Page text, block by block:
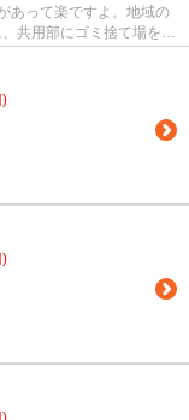
あって楽ですよ。地域の
共用部にゴミ捨て場を設
)
)